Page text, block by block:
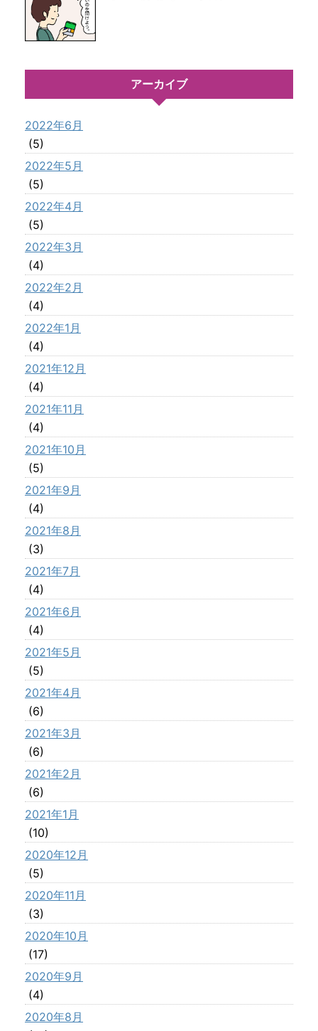
アーカイブ
2022年6月
(5)
2022年5月
(5)
2022年4月
(5)
2022年3月
(4)
2022年2月
(4)
2022年1月
(4)
2021年12月
(4)
2021年11月
(4)
2021年10月
(5)
2021年9月
(4)
2021年8月
(3)
2021年7月
(4)
2021年6月
(4)
2021年5月
(5)
2021年4月
(6)
2021年3月
(6)
2021年2月
(6)
2021年1月
(10)
2020年12月
(5)
2020年11月
(3)
2020年10月
(17)
2020年9月
(4)
2020年8月